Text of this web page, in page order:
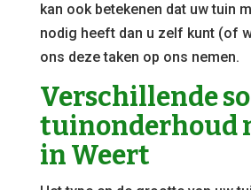
kan ook betekenen dat uw tuin
nodig heeft dan u zelf kunt (of
ons deze taken op ons nemen.
Verschillende
tuinonderhoud
in Weert